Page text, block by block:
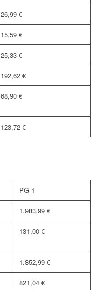
26,99 €
15,59 €
25,33 €
192,62 €
68,90 €
123,72 €
PG 1
1.983,99 €
131,00 €
1.852,99 €
821,04 €